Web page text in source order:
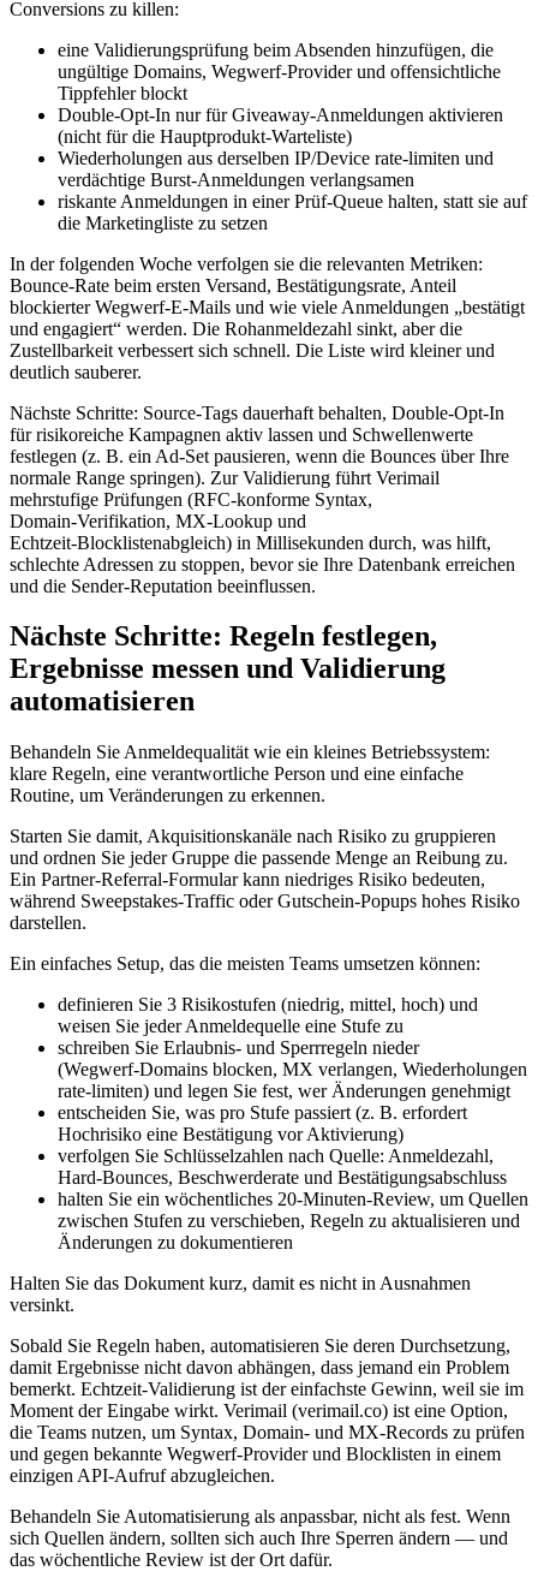
Conversions zu killen:
eine Validierungsprüfung beim Absenden hinzufügen, die
ungültige Domains, Wegwerf‑Provider und offensichtliche
Tippfehler blockt
Double‑Opt‑In nur für Giveaway‑Anmeldungen aktivieren
(nicht für die Hauptprodukt‑Warteliste)
Wiederholungen aus derselben IP/Device rate‑limiten und
verdächtige Burst‑Anmeldungen verlangsamen
riskante Anmeldungen in einer Prüf‑Queue halten, statt sie auf
die Marketingliste zu setzen
In der folgenden Woche verfolgen sie die relevanten Metriken:
Bounce‑Rate beim ersten Versand, Bestätigungsrate, Anteil
blockierter Wegwerf‑E‑Mails und wie viele Anmeldungen „bestätigt
und engagiert“ werden. Die Rohanmeldezahl sinkt, aber die
Zustellbarkeit verbessert sich schnell. Die Liste wird kleiner und
deutlich sauberer.
Nächste Schritte: Source‑Tags dauerhaft behalten, Double‑Opt‑In
für risikoreiche Kampagnen aktiv lassen und Schwellenwerte
festlegen (z. B. ein Ad‑Set pausieren, wenn die Bounces über Ihre
normale Range springen). Zur Validierung führt Verimail
mehrstufige Prüfungen (RFC‑konforme Syntax,
Domain‑Verifikation, MX‑Lookup und
Echtzeit‑Blocklistenabgleich) in Millisekunden durch, was hilft,
schlechte Adressen zu stoppen, bevor sie Ihre Datenbank erreichen
und die Sender‑Reputation beeinflussen.
Nächste Schritte: Regeln festlegen,
Ergebnisse messen und Validierung
automatisieren
Behandeln Sie Anmeldequalität wie ein kleines Betriebssystem:
klare Regeln, eine verantwortliche Person und eine einfache
Routine, um Veränderungen zu erkennen.
Starten Sie damit, Akquisitionskanäle nach Risiko zu gruppieren
und ordnen Sie jeder Gruppe die passende Menge an Reibung zu.
Ein Partner‑Referral‑Formular kann niedriges Risiko bedeuten,
während Sweepstakes‑Traffic oder Gutschein‑Popups hohes Risiko
darstellen.
Ein einfaches Setup, das die meisten Teams umsetzen können:
definieren Sie 3 Risikostufen (niedrig, mittel, hoch) und
weisen Sie jeder Anmeldequelle eine Stufe zu
schreiben Sie Erlaubnis‑ und Sperrregeln nieder
(Wegwerf‑Domains blocken, MX verlangen, Wiederholungen
rate‑limiten) und legen Sie fest, wer Änderungen genehmigt
entscheiden Sie, was pro Stufe passiert (z. B. erfordert
Hochrisiko eine Bestätigung vor Aktivierung)
verfolgen Sie Schlüsselzahlen nach Quelle: Anmeldezahl,
Hard‑Bounces, Beschwerderate und Bestätigungsabschluss
halten Sie ein wöchentliches 20‑Minuten‑Review, um Quellen
zwischen Stufen zu verschieben, Regeln zu aktualisieren und
Änderungen zu dokumentieren
Halten Sie das Dokument kurz, damit es nicht in Ausnahmen
versinkt.
Sobald Sie Regeln haben, automatisieren Sie deren Durchsetzung,
damit Ergebnisse nicht davon abhängen, dass jemand ein Problem
bemerkt. Echtzeit‑Validierung ist der einfachste Gewinn, weil sie im
Moment der Eingabe wirkt. Verimail (verimail.co) ist eine Option,
die Teams nutzen, um Syntax, Domain‑ und MX‑Records zu prüfen
und gegen bekannte Wegwerf‑Provider und Blocklisten in einem
einzigen API‑Aufruf abzugleichen.
Behandeln Sie Automatisierung als anpassbar, nicht als fest. Wenn
sich Quellen ändern, sollten sich auch Ihre Sperren ändern — und
das wöchentliche Review ist der Ort dafür.